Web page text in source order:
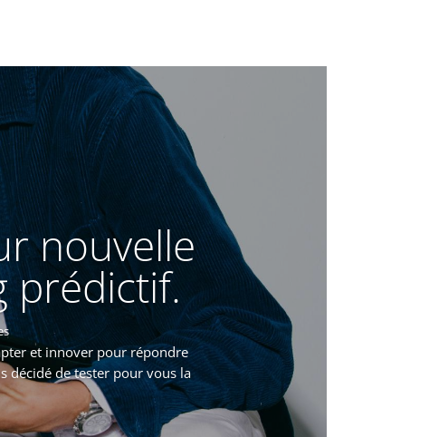
nouvelle
prédictif.
et innover pour répondre
décidé de tester pour vous la